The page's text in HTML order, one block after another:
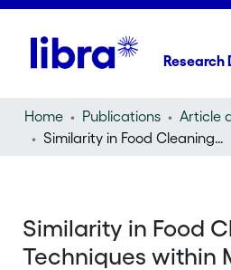
Research
Home Publications
Similarity in Food Cleaning Techniques within Matrilines in Wild Vervet Monkeys
Similarity in Food
Techniques within